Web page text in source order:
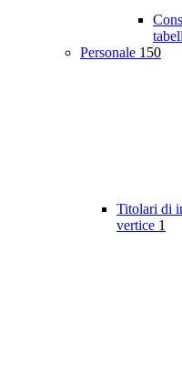
Personale 150
Titolari di
vertice 1